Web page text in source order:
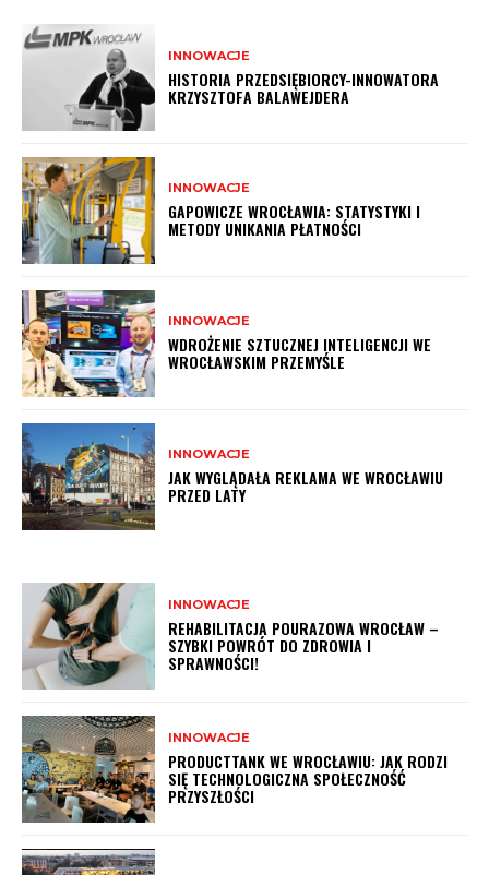
INNOWACJE
HISTORIA PRZEDSIĘBIORCY-INNOWATORA
KRZYSZTOFA BALAWEJDERA
INNOWACJE
GAPOWICZE WROCŁAWIA: STATYSTYKI I
METODY UNIKANIA PŁATNOŚCI
INNOWACJE
WDROŻENIE SZTUCZNEJ INTELIGENCJI WE
WROCŁAWSKIM PRZEMYŚLE
INNOWACJE
JAK WYGLĄDAŁA REKLAMA WE WROCŁAWIU
PRZED LATY
INNOWACJE
REHABILITACJA POURAZOWA WROCŁAW –
SZYBKI POWRÓT DO ZDROWIA I
SPRAWNOŚCI!
INNOWACJE
PRODUCTTANK WE WROCŁAWIU: JAK RODZI
SIĘ TECHNOLOGICZNA SPOŁECZNOŚĆ
PRZYSZŁOŚCI